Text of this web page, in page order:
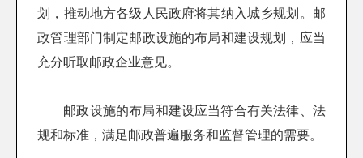
划，推动地方各级人民政府将其纳入城乡规划。邮
政管理部门制定邮政设施的布局和建设规划，应当
充分听取邮政企业意见。
邮政设施的布局和建设应当符合有关法律、法
规和标准，满足邮政普遍服务和监督管理的需要。